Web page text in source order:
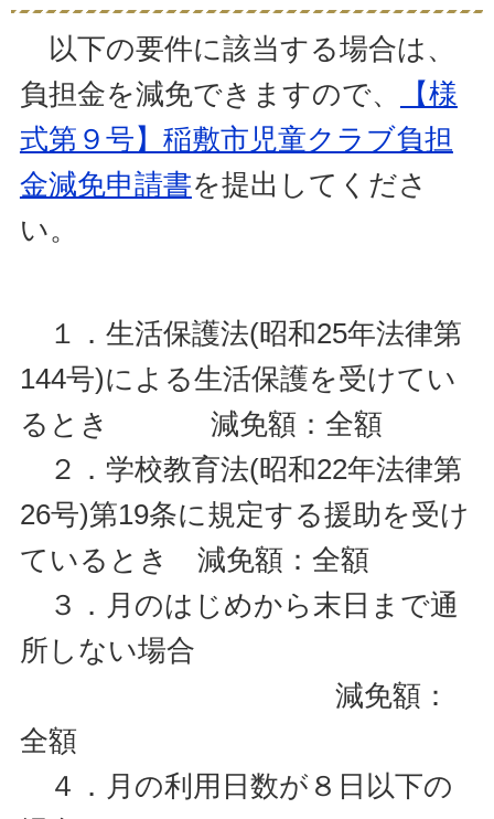
以下の要件に該当する場合は、
負担金を減免できますので、
【様
式第９号】稲敷市児童クラブ負担
金減免申請書を提出してくださ
い。
１．生活保護法(昭和25年法律第
144号)による生活保護を受けてい
るとき 減免額：全額
２．学校教育法(昭和22年法律第
26号)第19条に規定する援助を受け
ているとき 減免額：全額
３． 月のはじめから末日まで通
所しない場合
減免額：
全額
４．月の利用日数が８日以下の